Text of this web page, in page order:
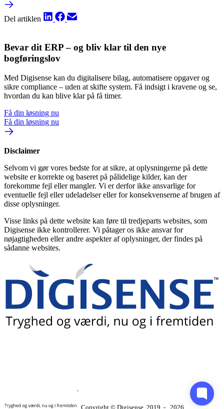
Del artiklen
Bevar dit ERP – og bliv klar til den nye
bogføringslov
Med Digisense kan du digitalisere bilag, automatisere opgaver og
sikre compliance – uden at skifte system. Få indsigt i kravene og se,
hvordan du kan blive klar på få timer.
Få din løsning nu
Få din løsning nu
Disclaimer
Selvom vi gør vores bedste for at sikre, at oplysningerne på dette
website er korrekte og baseret på pålidelige kilder, kan der
forekomme fejl eller mangler. Vi er derfor ikke ansvarlige for
eventuelle fejl eller udeladelser eller for konsekvenserne af brugen af
disse oplysninger.
Visse links på dette website kan føre til tredjeparts websites, som
Digisense ikke kontrollerer. Vi påtager os ikke ansvar for
nøjagtigheden eller andre aspekter af oplysninger, der findes på
sådanne websites.
Copyright © Digisense 2019 ‐ 2026